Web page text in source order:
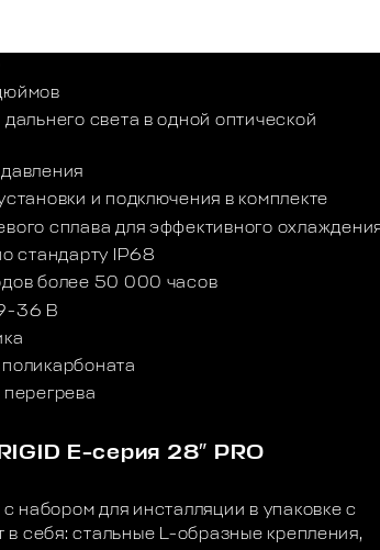
света в одной оптической
и подключения в комплекте
сплава для эффективного
стандарту IP68
более 50 000 часов
36 В
E-серия 28″ PRO
набором для инсталляции в упаковке с
себя: стальные L-образные крепления,